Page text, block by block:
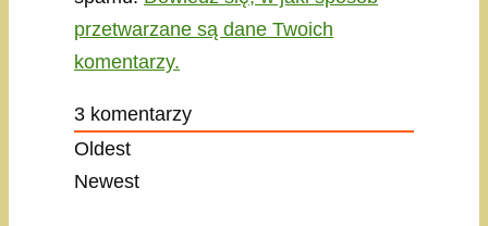
przetwarzane są dane Twoich
komentarzy.
3 komentarzy
Oldest
Newest